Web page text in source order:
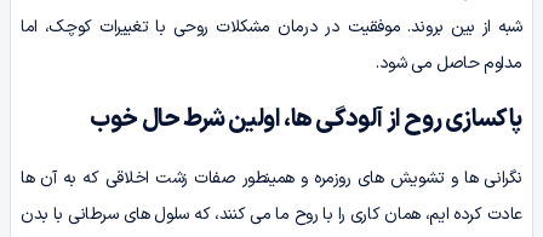
شبه از بین بروند. موفقیت در درمان مشکلات روحی با تغییرات کوچک، اما
مداوم حاصل می شود.
پاکسازی روح از آلودگی ها، اولین شرط حال خوب
نگرانی ها و تشویش های روزمره و همینطور صفات زشت اخلاقی که به آن ها
عادت کرده ایم، همان کاری را با روح ما می کنند، که سلول های سرطانی با بدن